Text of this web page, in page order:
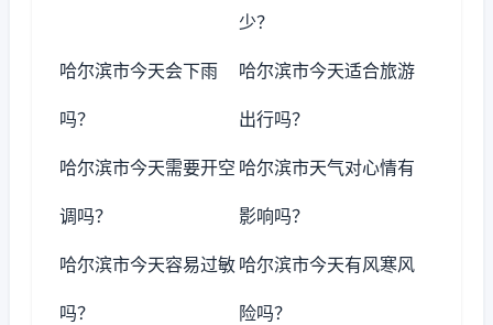
少？
哈尔滨市今天会下雨
吗？
哈尔滨市今天适合旅游
出行吗？
哈尔滨市今天需要开空
调吗？
哈尔滨市天气对心情有
影响吗？
哈尔滨市今天容易过敏
吗？
哈尔滨市今天有风寒风
险吗？